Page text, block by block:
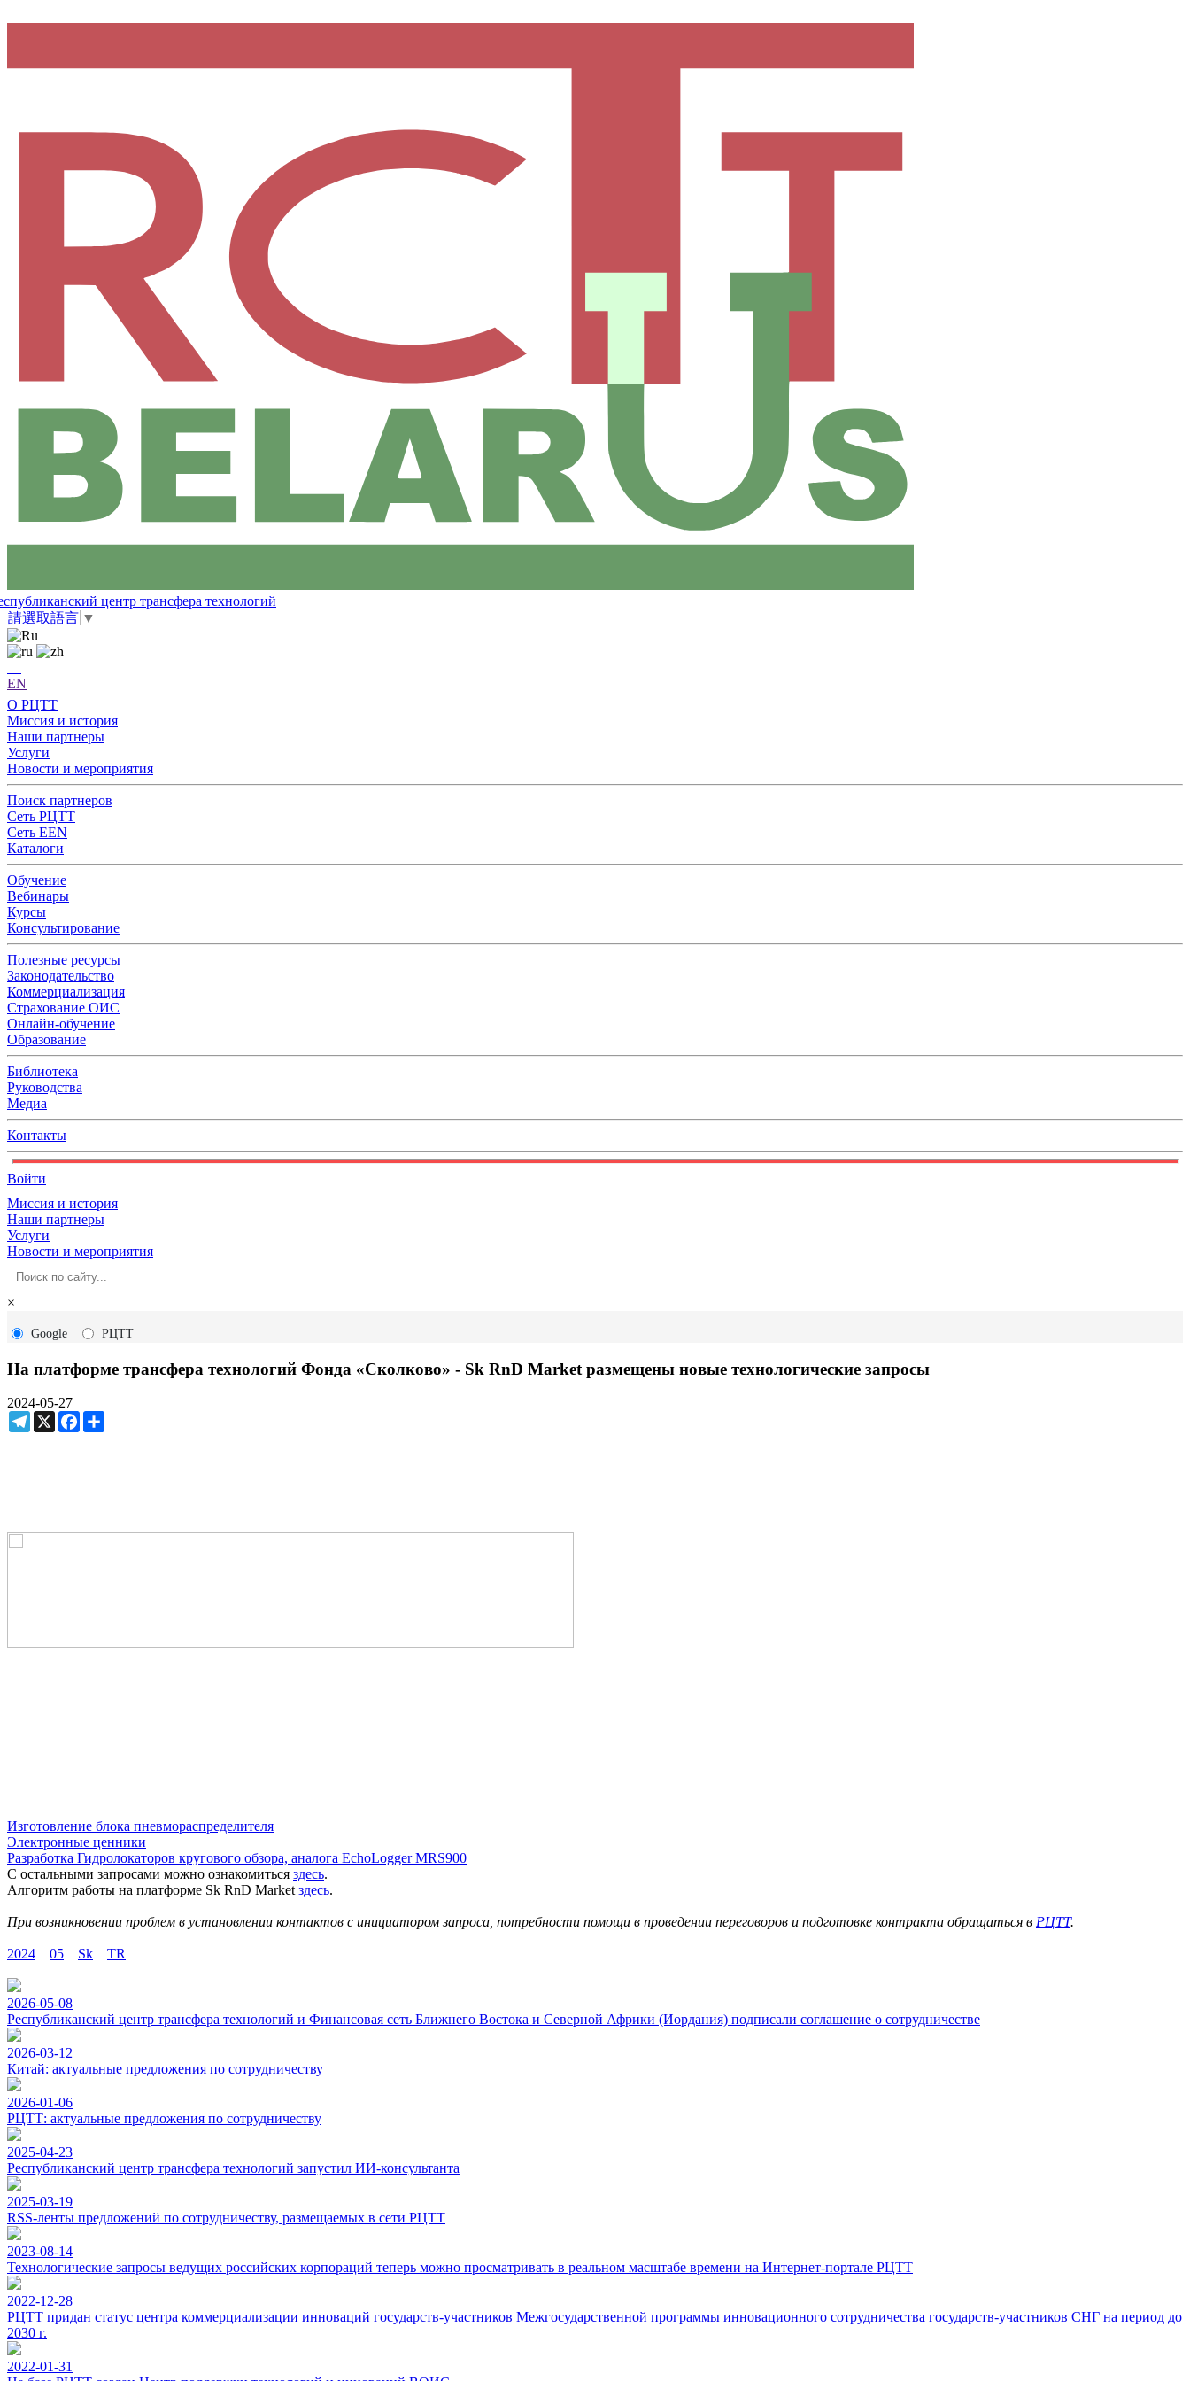
центр трансфера технологий
請選取語言 ▼
EN
О РЦТТ
Миссия и история
Наши партнеры
Услуги
Новости и мероприятия
Поиск партнеров
Сеть РЦТТ
Сеть EEN
Каталоги
Обучение
Вебинары
Курсы
Консультирование
Полезные ресурсы
Законодательство
Коммерциализация
Страхование ОИС
Онлайн-обучение
Образование
Библиотека
Руководства
Медиа
Контакты
Войти
Миссия и история
Наши партнеры
Услуги
Новости и мероприятия
×
Google РЦТТ
На платформе трансфера технологий Фонда «Сколково» - Sk RnD Market размещены новые технологические запросы
2024-05-27
Telegram
X Facebook
Изготовление блока пневмораспределителя
Электронные ценники
Разработка Гидролокаторов кругового обзора, аналога EchoLogger MRS900
С остальными запросами можно ознакомиться здесь.
Алгоритм работы на платформе Sk RnD Marketздесь.
При возникновении проблем в установлении контактов с инициатором запроса, потребности помощи в проведении переговоров и подготовке контракта обращаться в РЦТТ.
2024 05 Sk TR
2026-05-08
Республиканский центр трансфера технологий и Финансовая сеть Ближнего Востока и Северной Африки (Иордания) подписали соглашение о сотрудничестве
2026-03-12
Китай: актуальные предложения по сотрудничеству
2026-01-06
РЦТТ: актуальные предложения по сотрудничеству
2025-04-23
Республиканский центр трансфера технологий запустил ИИ-консультанта
2025-03-19
RSS-ленты предложений по сотрудничеству, размещаемых в сети РЦТТ
2023-08-14
Технологические запросы ведущих российских корпораций теперь можно просматривать в реальном масштабе времени на Интернет-портале РЦТТ
2022-12-28
РЦТТ придан статус центра коммерциализации инноваций государств-участников Межгосударственной программы инновационного сотрудничества государств-участников СНГ на период до
2030 г.
2022-01-31